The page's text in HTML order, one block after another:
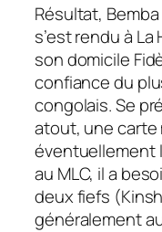
Résultat,
s’est rendu à
son domicile
confiance du
congolais. Se
atout, une
éventuellement
au MLC, il a
deux fiefs
généralement